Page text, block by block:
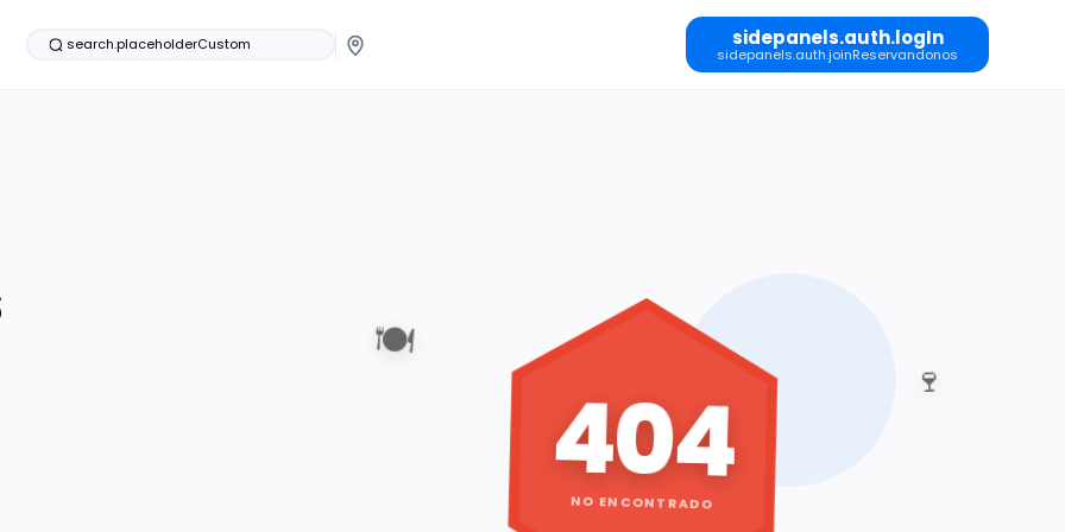
search.placeholderCustom sidepanels.auth.logIn
sidepanels.auth.joinReservandonos
🍽️
🍷
404
NO ENCONTRADO